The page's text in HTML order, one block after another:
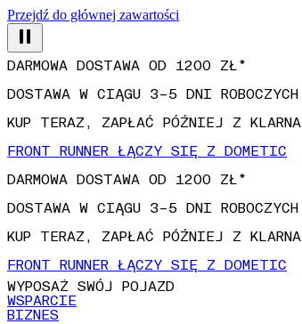
Przejdź do głównej zawartości
DARMOWA DOSTAWA OD 1200 ZŁ*
DOSTAWA W CIĄGU 3–5 DNI ROBOCZYCH
KUP TERAZ, ZAPŁAĆ PÓŹNIEJ Z KLARNA
FRONT RUNNER ŁĄCZY SIĘ Z DOMETIC
DARMOWA DOSTAWA OD 1200 ZŁ*
DOSTAWA W CIĄGU 3–5 DNI ROBOCZYCH
KUP TERAZ, ZAPŁAĆ PÓŹNIEJ Z KLARNA
FRONT RUNNER ŁĄCZY SIĘ Z DOMETIC
WYPOSAŻ SWÓJ POJAZD
WSPARCIE
BIZNES